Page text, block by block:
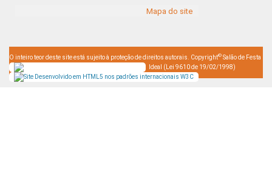
Mapa do site
O inteiro teor deste site está sujeito à proteção de direitos autorais. Copyright© Salão de Festa
Ideal (Lei 9610 de 19/02/1998)